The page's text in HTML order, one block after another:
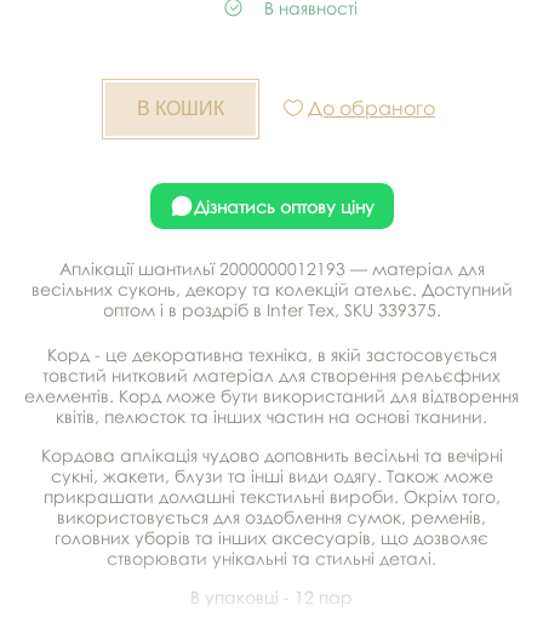
В наявності
До обраного
Дізнатись оптову ціну
Аплікації шантильї 2000000012193 — матеріал для
весільних суконь, декору та колекцій ательє. Доступний
оптом і в роздріб в Inter Tex, SKU 339375.
Корд - це декоративна техніка, в якій застосовується
товстий нитковий матеріал для створення рельєфних
елементів. Корд може бути використаний для відтворення
квітів, пелюсток та інших частин на основі тканини.
Кордова аплікація чудово доповнить весільні та вечірні
сукні, жакети, блузи та інші види одягу. Також може
прикрашати домашні текстильні вироби. Окрім того,
використовується для оздоблення сумок, ременів,
головних уборів та інших аксесуарів, що дозволяє
створювати унікальні та стильні деталі.
В упаковці - 12 пар